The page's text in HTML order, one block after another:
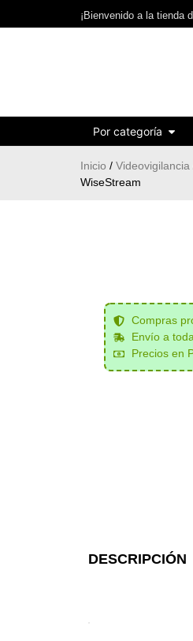
¡Bienvenido a la tienda
Por categoría
Inicio / Videovigilancia
WiseStream
Compras
Envío a
Precios en
DESCRIPCIÓN